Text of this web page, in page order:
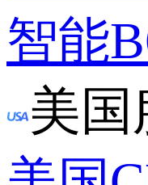
智能
美国